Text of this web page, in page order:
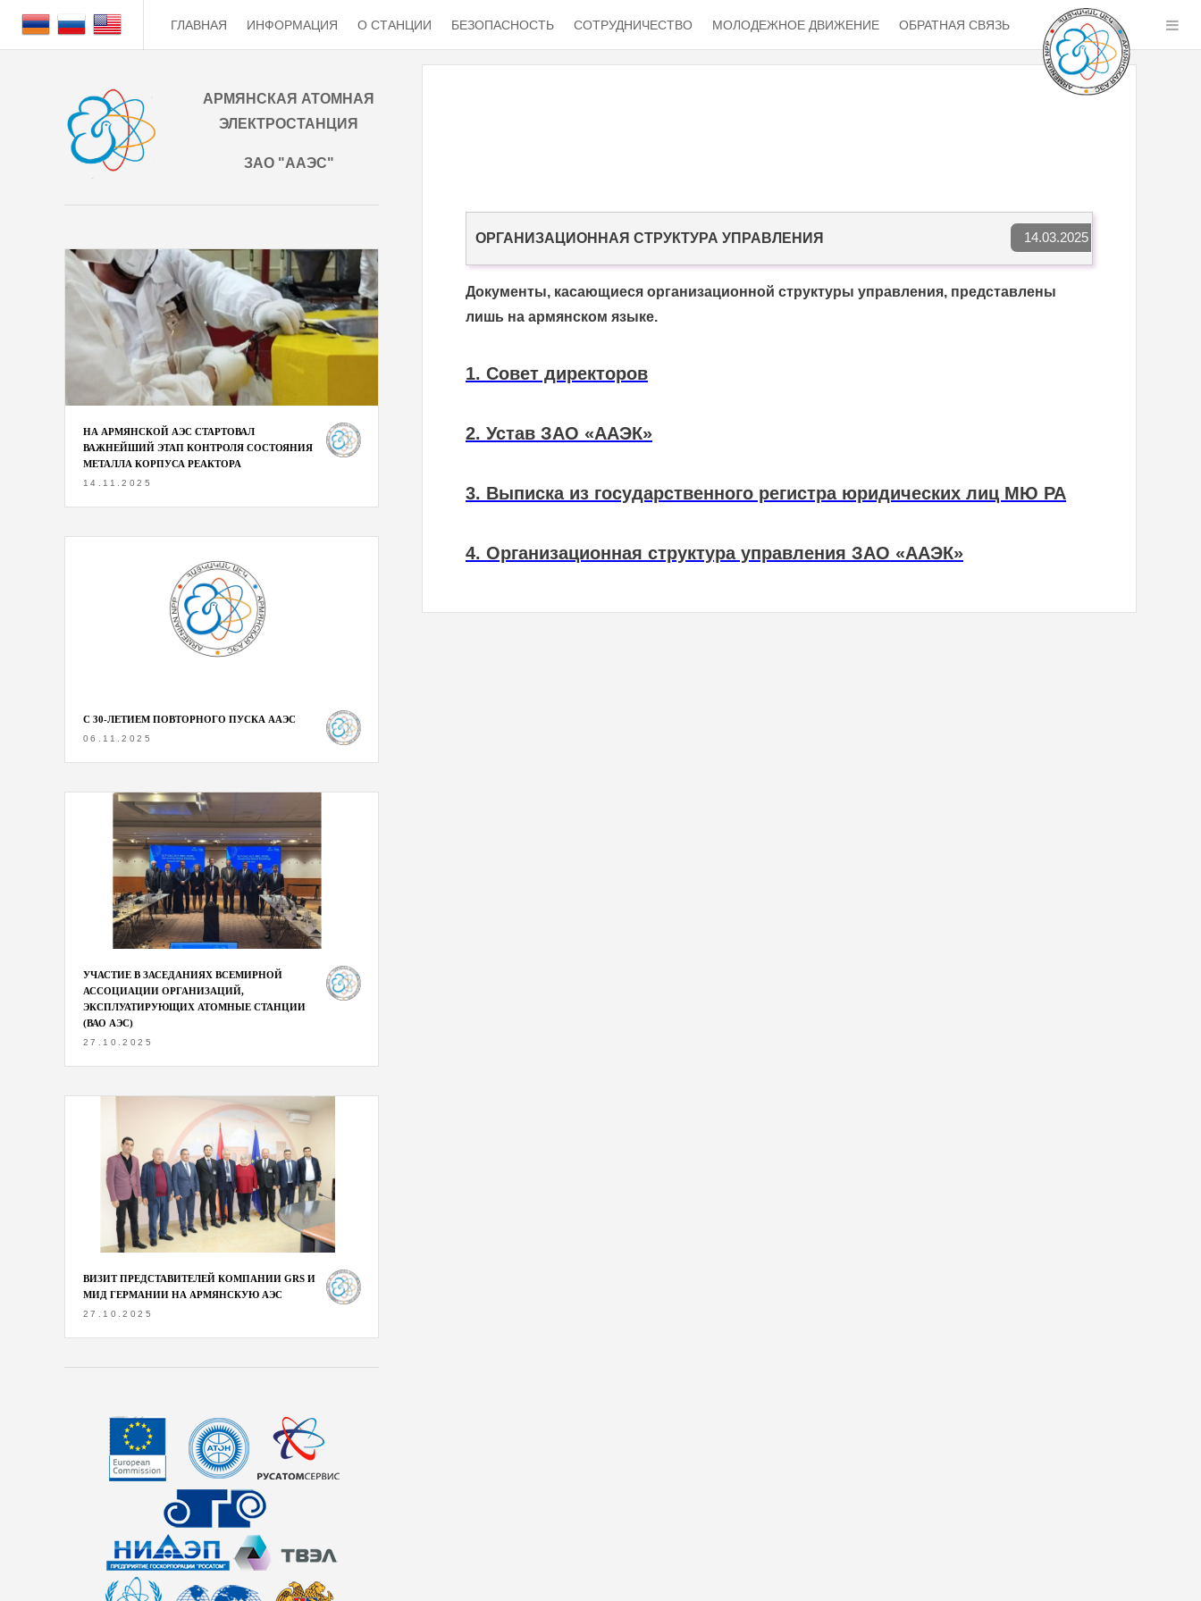
ГЛАВНАЯ ИНФОРМАЦИЯ О СТАНЦИИ БЕЗОПАСНОСТЬ СОТРУДНИЧЕСТВО МОЛОДЕЖНОЕ ДВИЖЕНИЕ ОБРАТНАЯ СВЯЗЬ
14.03.2025
ОРГАНИЗАЦИОННАЯ СТРУКТУРА УПРАВЛЕНИЯ
Документы, касающиеся организационной структуры управления, представлены
лишь на армянском языке.
1. Совет директоров
2. Устав ЗАО «ААЭК»
3. Выписка из государственного регистра юридических лиц МЮ РА
4. Организационная структура управления ЗАО «ААЭК»
АРМЯНСКАЯ АТОМНАЯ
ЭЛЕКТРОСТАНЦИЯ
ЗАО "ААЭС"
НА АРМЯНСКОЙ АЭС СТАРТОВАЛ
ВАЖНЕЙШИЙ ЭТАП КОНТРОЛЯ СОСТОЯНИЯ
МЕТАЛЛА КОРПУСА РЕАКТОРА
14.11.2025
С 30-ЛЕТИЕМ ПОВТОРНОГО ПУСКА ААЭС
06.11.2025
УЧАСТИЕ В ЗАСЕДАНИЯХ ВСЕМИРНОЙ
АССОЦИАЦИИ ОРГАНИЗАЦИЙ,
ЭКСПЛУАТИРУЮЩИХ АТОМНЫЕ СТАНЦИИ
(ВАО АЭС)
27.10.2025
ВИЗИТ ПРЕДСТАВИТЕЛЕЙ КОМПАНИИ GRS И
МИД ГЕРМАНИИ НА АРМЯНСКУЮ АЭС
27.10.2025